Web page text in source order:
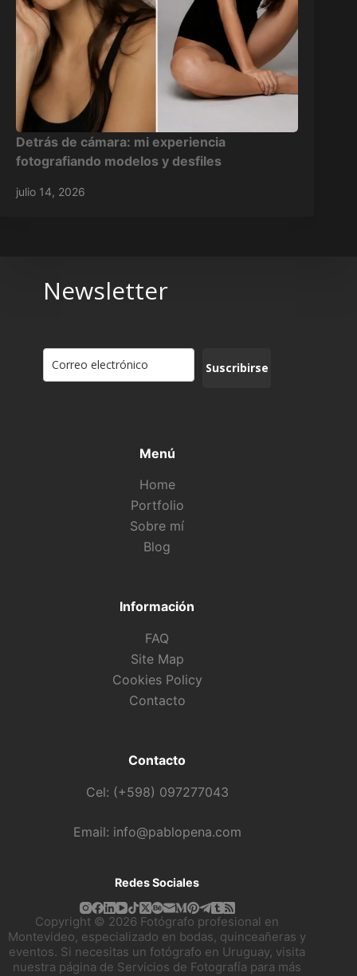
Detrás de cámara: mi experiencia
fotografiando modelos y desfiles
julio 14, 2026
Newsletter
Suscribirse
Menú
Home
Portfolio
Sobre mí
Blog
Información
FAQ
Site Map
Cookies Policy
Contacto
Contacto
Cel: (+598) 097277043
Email: info@pablopena.com
Redes Sociales
Copyright © 2026 Fotógrafo profesional en
Montevideo, especializado en bodas, quinceañeras y
eventos. Si necesitas un fotógrafo en Uruguay, visita
nuestra página de Servicios de Fotografía para más